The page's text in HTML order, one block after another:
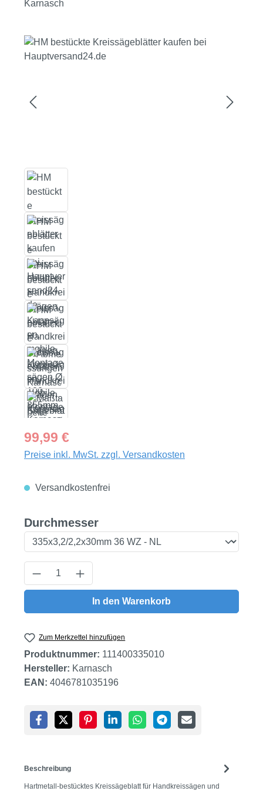
Karnasch
Bildergalerie überspringen
Regulärer Preis:
99,99 €
Preise inkl. MwSt. zzgl. Versandkosten
Versandkostenfrei
Durchmesserauswählen
Produkt Anzahl: Gib den gewünschten
In den Warenkorb
Zum Merkzettel hinzufügen
Produktnummer: 111400335010
Hersteller: Karnasch
EAN: 4046781035196
Beschreibung
Hartmetall-bestücktes Kreissägeblatt für Handkreissägen und